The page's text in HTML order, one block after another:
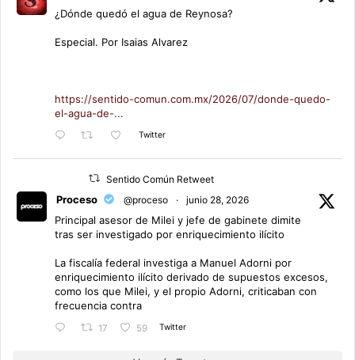
¿Dónde quedó el agua de Reynosa?
Especial. Por Isaias Alvarez
https://sentido-comun.com.mx/2026/07/donde-quedo-
el-agua-de-...
Twitter
Sentido Común Retweet
Proceso @proceso · junio 28, 2026
Principal asesor de Milei y jefe de gabinete dimite
tras ser investigado por enriquecimiento ilícito
La fiscalía federal investiga a Manuel Adorni por
enriquecimiento ilícito derivado de supuestos excesos,
como los que Milei, y el propio Adorni, criticaban con
frecuencia contra
17 59 Twitter